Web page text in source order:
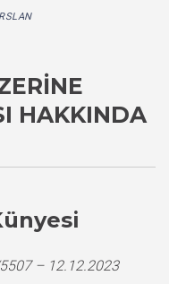
HAKKINDA
– 12.12.2023